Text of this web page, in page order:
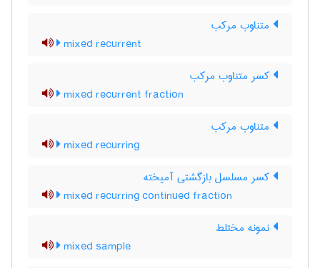
متناوب مرکب
mixed recurrent
کسر متناوب مرکب
mixed recurrent fraction
متناوب مرکب
mixed recurring
کسر مسلسل بازگشتی آمیخته
mixed recurring continued fraction
نمونه مختلط
mixed sample